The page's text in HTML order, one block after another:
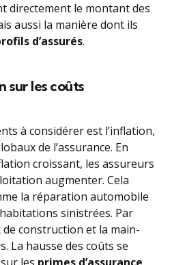
directement le montant des
aussi la manière dont ils
d’assurés.
sur les coûts
à considérer est l’inflation,
de l’assurance. En
croissant, les assureurs
augmenter. Cela
la réparation automobile
sinistrées. Par
construction et la main-
La hausse des coûts se